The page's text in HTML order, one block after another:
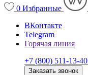
0 Избранные
ВКонтакте
Telegram
Горячая линия
+7 (800) 511-13-40
Заказать звонок